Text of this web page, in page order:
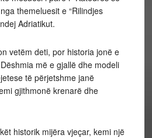
themeluesit e “Rilindjes
Adriatikut.
vetëm deti, por historia jonë e
më e gjallë dhe modeli
të përjetshme janë
gjithmonë krenarë dhe
historik mijëra vjeçar, kemi një